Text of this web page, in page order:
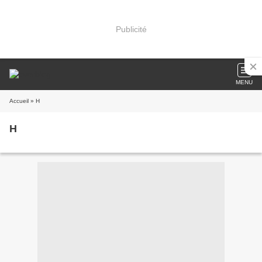
Publicité
MENU
Accueil » H
H